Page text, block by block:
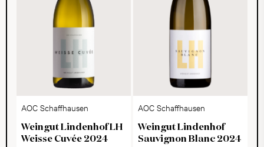
AOC Schaffhausen
Weingut Lindenhof LH
Weisse Cuvée 2024
AOC Schaffhausen
Weingut Lindenhof
Sauvignon Blanc 2024